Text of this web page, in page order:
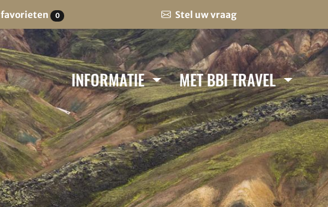
favorieten 0 Stel uw vraag
INFORMATIE MET BBI TRAVEL